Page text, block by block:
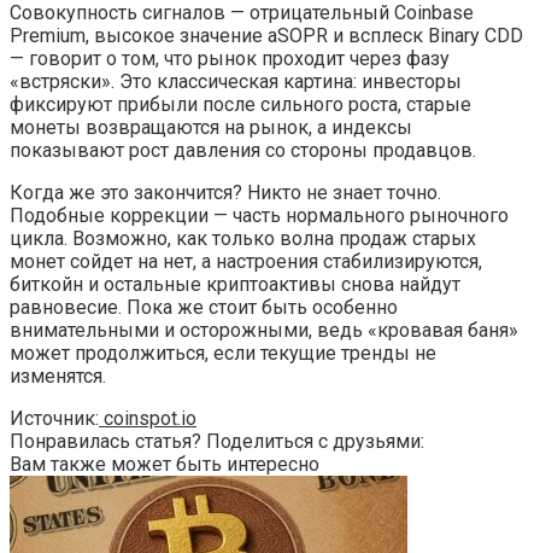
Совокупность сигналов — отрицательный Coinbase
Premium, высокое значение aSOPR и всплеск Binary CDD
— говорит о том, что рынок проходит через фазу
«встряски». Это классическая картина: инвесторы
фиксируют прибыли после сильного роста, старые
монеты возвращаются на рынок, а индексы
показывают рост давления со стороны продавцов.
Когда же это закончится? Никто не знает точно.
Подобные коррекции — часть нормального рыночного
цикла. Возможно, как только волна продаж старых
монет сойдет на нет, а настроения стабилизируются,
биткойн и остальные криптоактивы снова найдут
равновесие. Пока же стоит быть особенно
внимательными и осторожными, ведь «кровавая баня»
может продолжиться, если текущие тренды не
изменятся.
Источник: coinspot.io
Понравилась статья? Поделиться с друзьями:
Вам также может быть интересно